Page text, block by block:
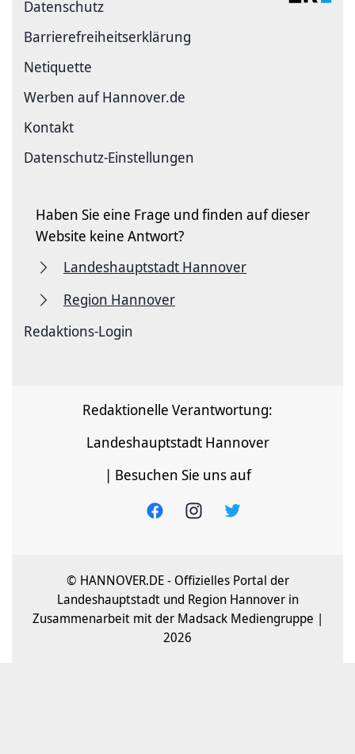
Datenschutz
Barriere­freiheits­erklärung
Netiquette
Werben auf Hannover.de
Kontakt
Datenschutz-Einstellungen
Haben Sie eine Frage und finden auf dieser
Website keine Antwort?
Landeshauptstadt Hannover
Region Hannover
Redaktions-Login
Redaktionelle Verantwortung:
Landeshauptstadt Hannover
| Besuchen Sie uns auf
© HANNOVER.DE - Offizielles Portal der
Landeshauptstadt und Region Hannover in
Zusammenarbeit mit der Madsack Mediengruppe |
2026